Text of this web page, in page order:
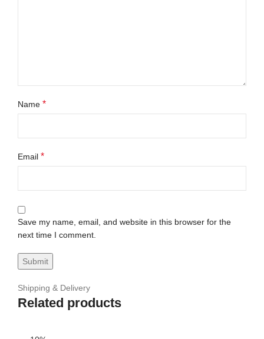
Name *
Email *
Save my name, email, and website in this browser for the
next time I comment.
Shipping & Delivery
Related products